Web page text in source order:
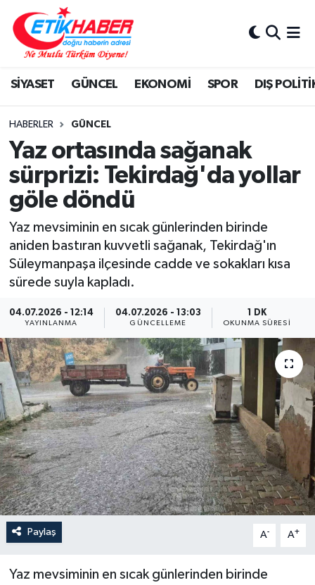
SİYASET GÜNCEL EKONOMİ SPOR DIŞ
HABERLER GÜNCEL
Yaz ortasında sağanak
sürprizi: Tekirdağ'da yollar
göle döndü
Yaz mevsiminin en sıcak günlerinden birinde
aniden bastıran kuvvetli sağanak, Tekirdağ'ın
Süleymanpaşa ilçesinde cadde ve sokakları kısa
sürede suyla kapladı.
04.07.2026 - 12:14
YAYINLANMA
04.07.2026 - 13:03
GÜNCELLEME
1 DK
OKUNMA SÜRESI
Paylaş A- A+
Yaz mevsiminin en sıcak günlerinden birinde
BİLİM-TEKNOLOJİ
DIŞ POLİTİKA
DÜNYA
EĞİTİM GENÇLİK
EKONOMİ
KÖŞE YAZILARI
KÜLTÜR-SANAT-MAGAZİN
ÖZEL HABER
RÖPORTAJLAR
SAĞLIK
SİYASET
GÜNCEL
SPOR
Nöbetçi Eczaneler
Hava Durumu
İstanbul Namaz Vakitleri
Trafik Durumu
Süper Lig Puan Durumu ve Fikstür
Tüm Manşetler
Son Dakika Haberleri